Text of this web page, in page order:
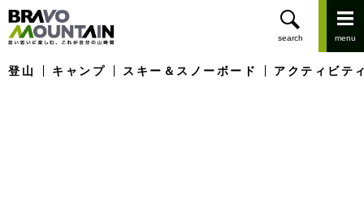
登山 キャンプ スキー＆スノーボード アクティビテ